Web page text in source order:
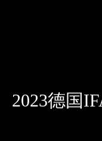
2023德国